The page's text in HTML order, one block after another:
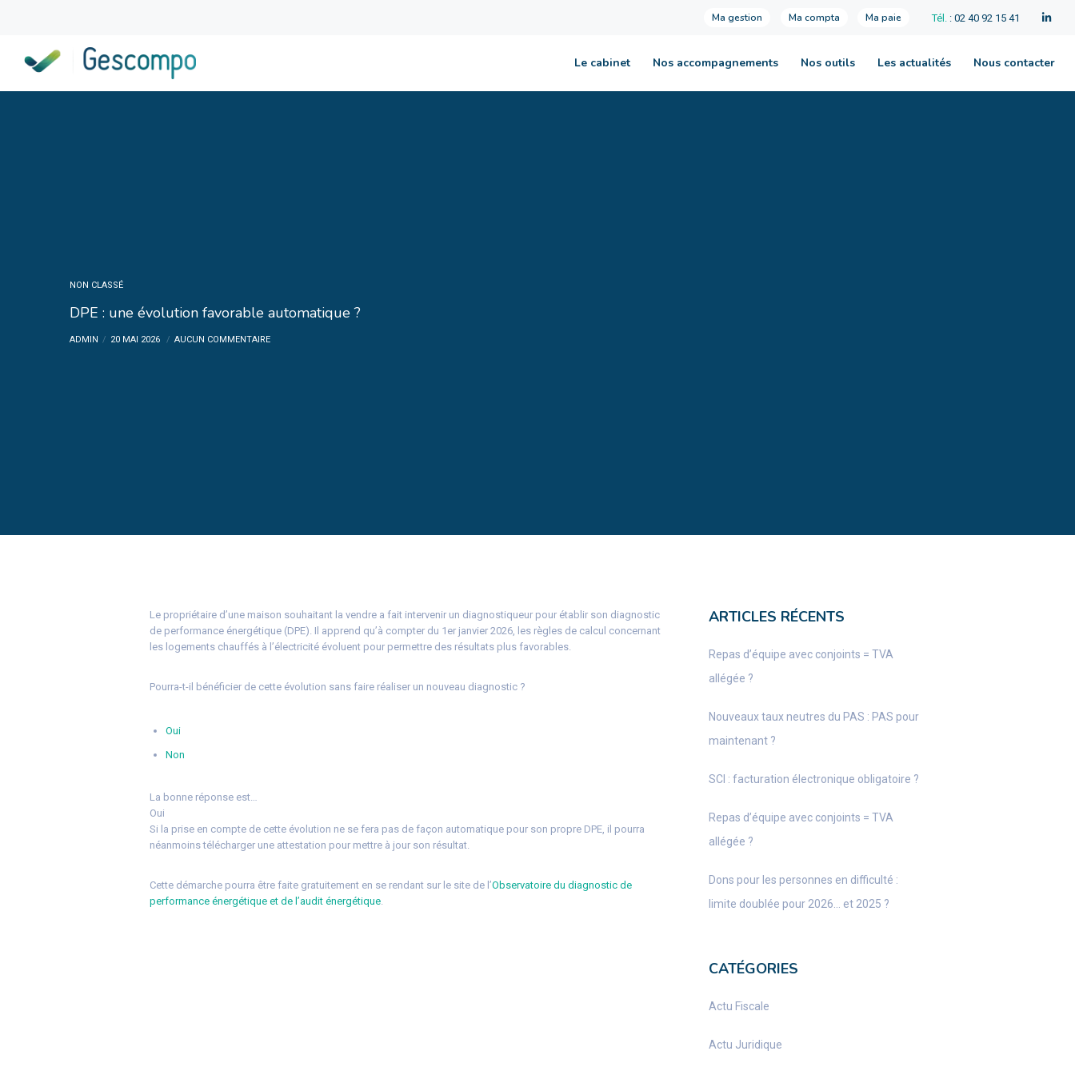
Ma gestion Ma compta Ma paie Tél. : 02 40 92 15 41
Le cabinet Nos accompagnements Nos outils Les actualités Nous contacter
NON CLASSÉ
DPE : une évolution favorable automatique ?
ADMIN 20 MAI 2026 AUCUN COMMENTAIRE
Le propriétaire d’une maison souhaitant la vendre a fait intervenir un diagnostiqueur pour établir son diagnostic
de performance énergétique (DPE). Il apprend qu’à compter du 1er janvier 2026, les règles de calcul concernant
les logements chauffés à l’électricité évoluent pour permettre des résultats plus favorables.
Pourra-t-il bénéficier de cette évolution sans faire réaliser un nouveau diagnostic ?
Oui
Non
La bonne réponse est…
Oui
Si la prise en compte de cette évolution ne se fera pas de façon automatique pour son propre DPE, il pourra
néanmoins télécharger une attestation pour mettre à jour son résultat.
Cette démarche pourra être faite gratuitement en se rendant sur le site de l’Observatoire du diagnostic de
performance énergétique et de l’audit énergétique.
ARTICLES RÉCENTS
Repas d’équipe avec conjoints = TVA
allégée ?
Nouveaux taux neutres du PAS : PAS pour
maintenant ?
SCI : facturation électronique obligatoire ?
Repas d’équipe avec conjoints = TVA
allégée ?
Dons pour les personnes en difficulté :
limite doublée pour 2026… et 2025 ?
CATÉGORIES
Actu Fiscale
Actu Juridique